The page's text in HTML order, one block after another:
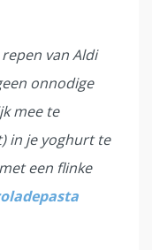
van Aldi
onnodige
mee te
in je yoghurt te
een flinke